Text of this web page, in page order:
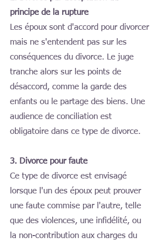
principe de la rupture
Les époux sont d'accord pour divorcer
mais ne s'entendent pas sur les
conséquences du divorce. Le juge
tranche alors sur les points de
désaccord, comme la garde des
enfants ou le partage des biens. Une
audience de conciliation est
obligatoire dans ce type de divorce.
3. Divorce pour faute
Ce type de divorce est envisagé
lorsque l'un des époux peut prouver
une faute commise par l'autre, telle
que des violences, une infidélité, ou
la non-contribution aux charges du